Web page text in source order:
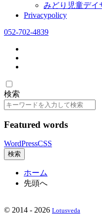
みどり児童デイ
Privacypolicy
052-702-4839
検索
検
Featured words
WordPressCSS
検索
ホーム
先頭へ
© 2014 - 2026 Lotusveda